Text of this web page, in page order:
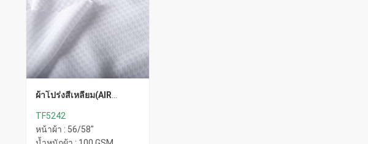
ผ้าโปร่งสี่เหลี่ยม(AIR
TF5242
หน้าผ้า : 56/58"